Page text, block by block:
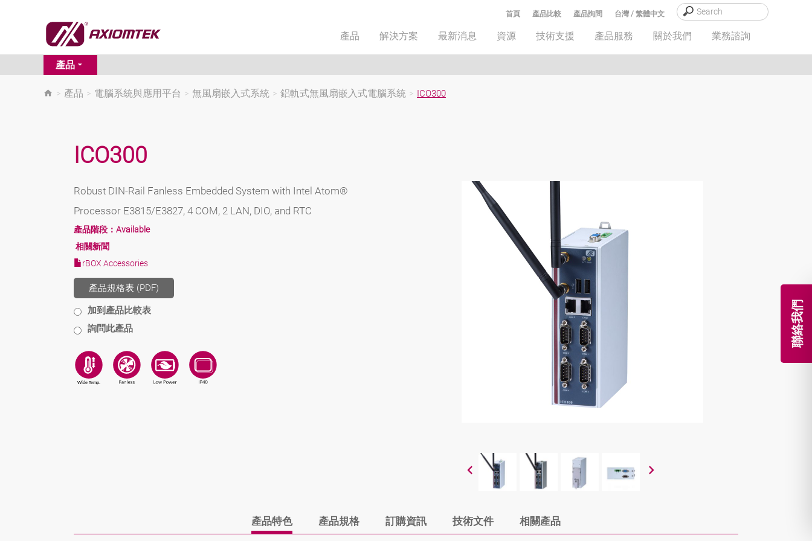
聯絡我們
台灣 / 繁體中文
產品詢問
產品比較
首頁
產品 解決方案 最新消息 資源 技術支援 產品服務 關於我們 業務諮詢
產品
> 產品 > 電腦系統與應用平台 > 無風扇嵌入式系統 > 鋁軌式無風扇嵌入式電腦系統 > ICO300
ICO300
Robust DIN-Rail Fanless Embedded System with Intel Atom®
Processor E3815/E3827, 4 COM, 2 LAN, DIO, and RTC
產品階段： Available
相關新聞
rBOX Accessories
產品規格表 (PDF)
加到產品比較表
詢問此產品
產品特色 產品規格 訂購資訊 技術文件 相關產品